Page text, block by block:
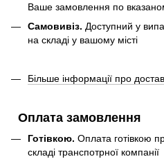
Ваше замовлення по
Самовивіз. Доступний у
на складі у вашому місті
Більше інформації про
Оплата замовлення
Готівкою. Оплата готівкою
складі транспотрної компанії